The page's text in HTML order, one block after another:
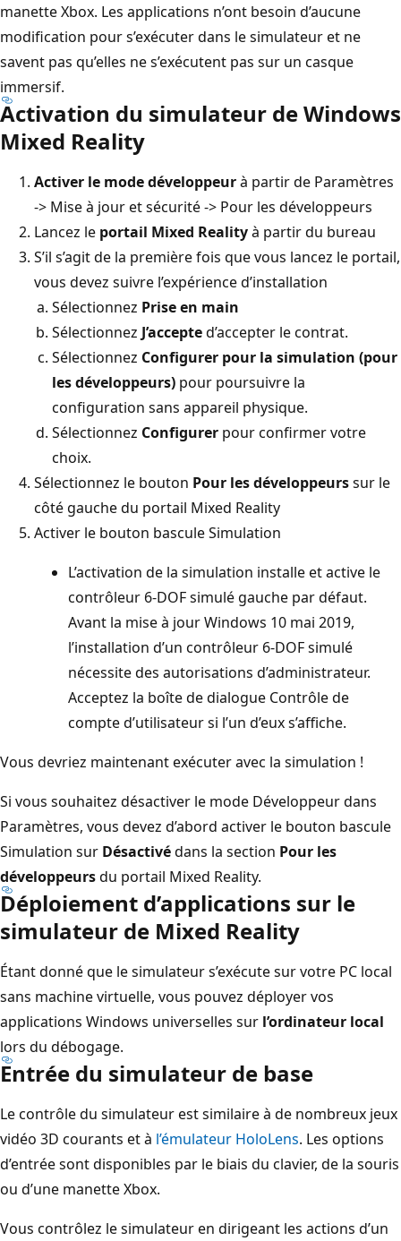
manette Xbox. Les applications n’ont besoin d’aucune
modification pour s’exécuter dans le simulateur et ne
savent pas qu’elles ne s’exécutent pas sur un casque
immersif.
Activation du simulateur de Windows
Mixed Reality
Activer le mode développeurà partir de Paramètres
-> Mise à jour et sécurité -> Pour les développeurs
Lancez le portail Mixed Realityà partir du bureau
S’il s’agit de la première fois que vous lancez le portail,
vous devez suivre l’expérience d’installation
Sélectionnez Prise en main
Sélectionnez J’accepted’accepter le contrat.
Sélectionnez Configurer pour la simulation (pour
les développeurs) pour poursuivre la
configuration sans appareil physique.
Sélectionnez Configurer pour confirmer votre
choix.
Sélectionnez le bouton Pour les développeurssur le
côté gauche du portail Mixed Reality
Activer le bouton bascule Simulation
L’activation de la simulation installe et active le
contrôleur 6-DOF simulé gauche par défaut.
Avant la mise à jour Windows 10 mai 2019,
l’installation d’un contrôleur 6-DOF simulé
nécessite des autorisations d’administrateur.
Acceptez la boîte de dialogue Contrôle de
compte d’utilisateur si l’un d’eux s’affiche.
Vous devriez maintenant exécuter avec la simulation !
Si vous souhaitez désactiver le mode Développeur dans
Paramètres, vous devez d’abord activer le bouton bascule
Simulation sur Désactivédans la section Pour les
développeursdu portail Mixed Reality.
Déploiement d’applications sur le
simulateur de Mixed Reality
Étant donné que le simulateur s’exécute sur votre PC local
sans machine virtuelle, vous pouvez déployer vos
applications Windows universelles sur l’ordinateur local
lors du débogage.
Entrée du simulateur de base
Le contrôle du simulateur est similaire à de nombreux jeux
vidéo 3D courants et à l’émulateur HoloLens. Les options
d’entrée sont disponibles par le biais du clavier, de la souris
ou d’une manette Xbox.
Vous contrôlez le simulateur en dirigeant les actions d’un